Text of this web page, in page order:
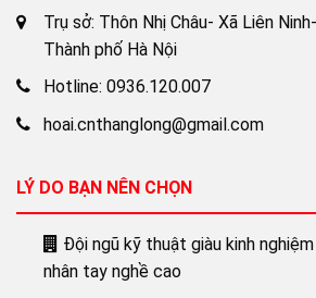
Trụ sở: Thôn Nhị Châu- Xã Liên
Thành phố Hà Nội
Hotline: 0936.120.007
hoai.cnthanglong@gmail.com
LÝ DO BẠN NÊN CHỌN
Đội ngũ kỹ thuật giàu kinh
nhân tay nghề cao